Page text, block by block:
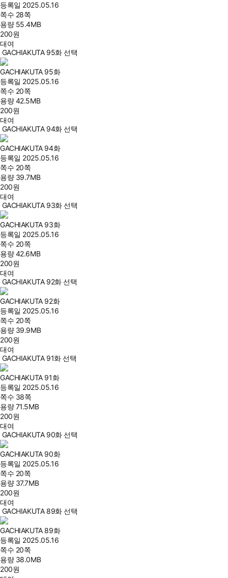
등록일 2025.05.16
쪽수 28쪽
용량 55.4MB
200원
대여
GACHIAKUTA 95화 선택
GACHIAKUTA 95화
등록일 2025.05.16
쪽수 20쪽
용량42.5MB
200원
대여
GACHIAKUTA 94화 선택
GACHIAKUTA 94화
등록일 2025.05.16
쪽수 20쪽
용량 39.7MB
200원
대여
GACHIAKUTA 93화 선택
GACHIAKUTA 93화
등록일 2025.05.16
쪽수 20쪽
용량42.6MB
200원
대여
GACHIAKUTA 92화 선택
GACHIAKUTA 92화
등록일 2025.05.16
쪽수 20쪽
용량 39.9MB
200원
대여
GACHIAKUTA 91화 선택
GACHIAKUTA 91화
등록일 2025.05.16
쪽수 38쪽
용량71.5MB
200원
대여
GACHIAKUTA 90화 선택
GACHIAKUTA 90화
등록일 2025.05.16
쪽수 20쪽
용량 37.7MB
200원
대여
GACHIAKUTA 89화 선택
GACHIAKUTA 89화
등록일 2025.05.16
쪽수 20쪽
용량 38.0MB
200원